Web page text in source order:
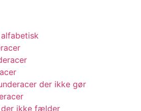
der ikke gør
der ikke fælder